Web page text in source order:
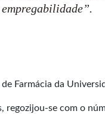
Farmácia da
regozijou-se com o